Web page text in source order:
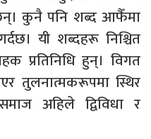
कुनै पनि शब्द आफैँमा
यी शब्दहरू निश्चित
प्रतिनिधि हुन्। विगत
तुलनात्मकरूपमा स्थिर
अहिले द्विविधा र